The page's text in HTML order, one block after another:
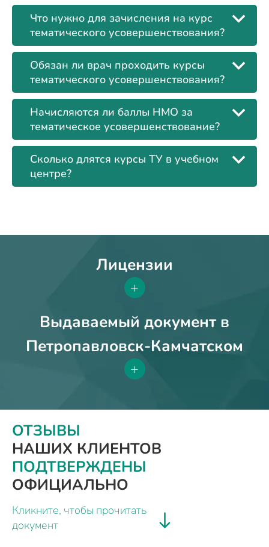
Что нужно для зачисления на курс
тематического усовершенствования?
Обязан ли врач проходить курсы
тематического усовершенствования?
Начисляются ли баллы НМО за
тематическое усовершенствование?
Сколько длятся курсы ТУ в учебном
центре?
Лицензии
+
Выдаваемый документ в
Петропавловск-Камчатском
+
ОТЗЫВЫ
НАШИХ КЛИЕНТОВ
ПОДТВЕРЖДЕНЫ
ОФИЦИАЛЬНО
Кликните, чтобы прочитать
документ